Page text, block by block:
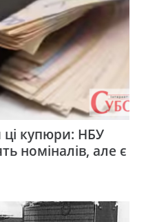
ці купюри: НБУ
номіналів, але є